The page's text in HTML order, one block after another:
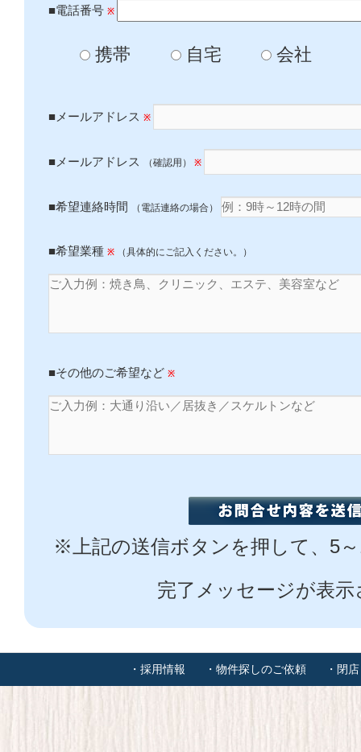
■電話番号 ※
携帯 自宅 会社
■メールアドレス ※
■メールアドレス （確認用） ※
■希望連絡時間 （電話連絡の場合）
■希望業種 ※ （具体的にご記入ください。）
■その他のご希望など ※
※上記の送信ボタンを押して、5
完了メッセージが表
・採用情報 ・物件探しのご依頼 ・閉